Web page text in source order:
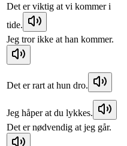
Det er viktig at vi kommer i
tide.
Jeg tror ikke at han kommer.
Det er rart at hun dro.
Jeg håper at du lykkes.
Det er nødvendig at jeg går.